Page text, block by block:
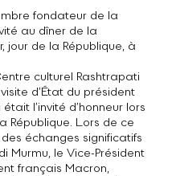
fondateur de la
au dîner de la
jour de la République, à
culturel Rashtrapati
d’État du président
l’invité d’honneur lors
République. Lors de ce
échanges significatifs
Murmu, le Vice-Président
français Macron,